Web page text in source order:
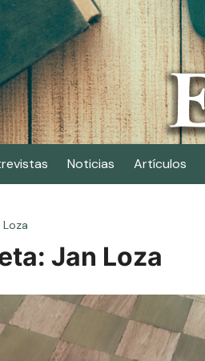
de los escritores
Noticias Artículos
Loza
Jan Loza